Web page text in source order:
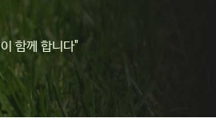
이 함께 합니다"